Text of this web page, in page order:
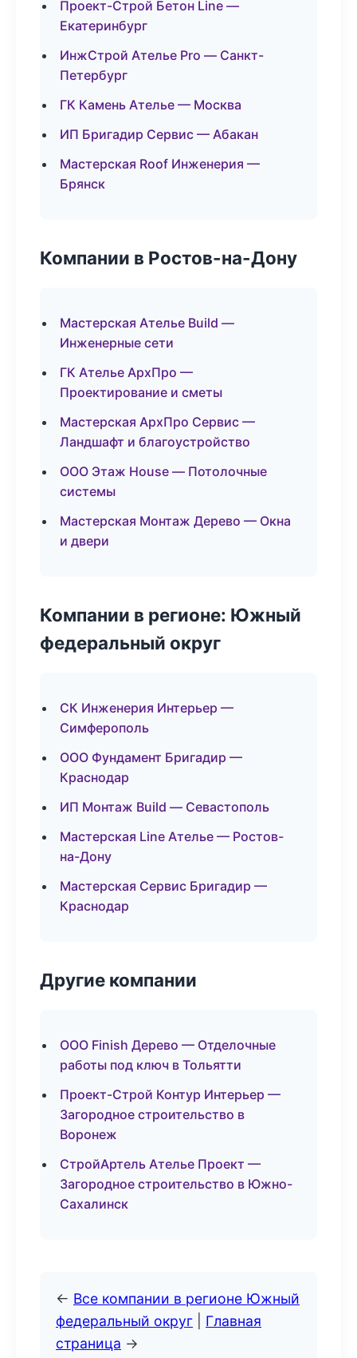
Проект-Строй Бетон Line —
Екатеринбург
ИнжСтрой Ателье Pro — Санкт-
Петербург
ГК Камень Ателье — Москва
ИП Бригадир Сервис — Абакан
Мастерская Roof Инженерия —
Брянск
Компании в Ростов-на-Дону
Мастерская Ателье Build —
Инженерные сети
ГК Ателье АрхПро —
Проектирование и сметы
Мастерская АрхПро Сервис —
Ландшафт и благоустройство
ООО Этаж House — Потолочные
системы
Мастерская Монтаж Дерево — Окна
и двери
Компании в регионе: Южный
федеральный округ
СК Инженерия Интерьер —
Симферополь
ООО Фундамент Бригадир —
Краснодар
ИП Монтаж Build — Севастополь
Мастерская Line Ателье — Ростов-
на-Дону
Мастерская Сервис Бригадир —
Краснодар
Другие компании
ООО Finish Дерево — Отделочные
работы под ключ в Тольятти
Проект-Строй Контур Интерьер —
Загородное строительство в
Воронеж
СтройАртель Ателье Проект —
Загородное строительство в Южно-
Сахалинск
← Все компании в регионе Южный
федеральный округ
Главная
страница →